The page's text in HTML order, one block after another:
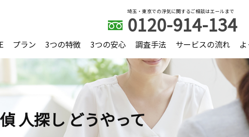
人探し どうやって
埼玉・東京での浮気に関するご相談はエールまで
0120-914-134
プラン 3つの特徴 3つの安心 調査手法 サービスの流れ